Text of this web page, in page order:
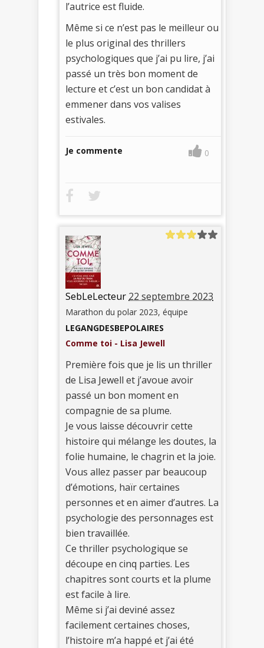
l’autrice est fluide.
Même si ce n’est pas le meilleur ou
le plus original des thrillers
psychologiques que j’ai pu lire, j’ai
passé un très bon moment de
lecture et c’est un bon candidat à
emmener dans vos valises
estivales.
Je commente 0
SebLeLecteur 22 septembre 2023
Marathon du polar 2023, équipe
LEGANGDESBEPOLAIRES
Comme toi - Lisa Jewell
Première fois que je lis un thriller
de Lisa Jewell et j’avoue avoir
passé un bon moment en
compagnie de sa plume.
Je vous laisse découvrir cette
histoire qui mélange les doutes, la
folie humaine, le chagrin et la joie.
Vous allez passer par beaucoup
d’émotions, haïr certaines
personnes et en aimer d’autres. La
psychologie des personnages est
bien travaillée.
Ce thriller psychologique se
découpe en cinq parties. Les
chapitres sont courts et la plume
est facile à lire.
Même si j’ai deviné assez
facilement certaines choses,
l’histoire m’a happé et j’ai été